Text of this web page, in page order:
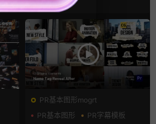
1天前
PR基本图形mogrt
PR基本图形
PR字幕模板